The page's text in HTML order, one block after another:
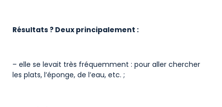
Résultats ? Deux principalement :
– elle se levait très fréquemment : pour aller chercher
les plats, l’éponge, de l’eau, etc. ;